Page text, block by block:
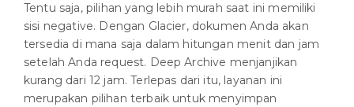
Tentu saja, pilihan yang lebih murah saat ini memiliki
sisi negative. Dengan Glacier, dokumen Anda akan
tersedia di mana saja dalam hitungan menit dan jam
setelah Anda request. Deep Archive menjanjikan
kurang dari 12 jam. Terlepas dari itu, layanan ini
merupakan pilihan terbaik untuk menyimpan